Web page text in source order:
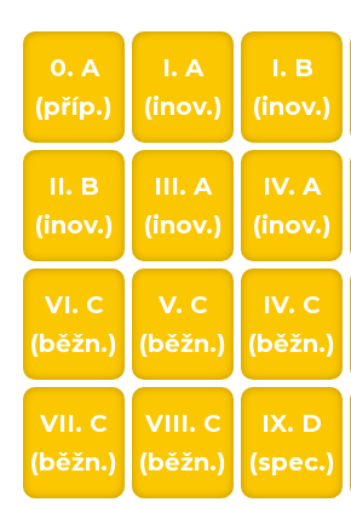
0. A
(příp.)
I. A
(inov.)
I. B
(inov.)
II. B
(inov.)
III. A
(inov.)
IV. A
(inov.)
VI. C
(běžn.)
V. C
(běžn.)
IV. C
(běžn.)
VII. C
(běžn.)
VIII. C
(běžn.)
IX. D
(spec.)